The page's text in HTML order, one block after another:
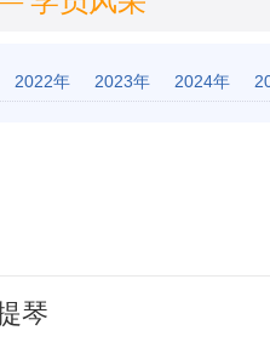
2022年 2023年 2024年
琴